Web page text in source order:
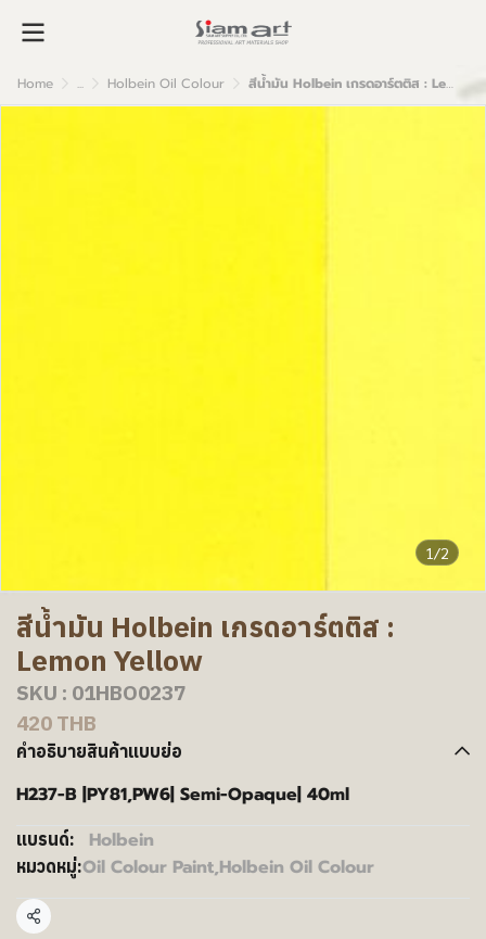
Home ... Holbein Oil Colour สีน้ำมัน Holbein เกรดอาร์ตติส : Lemon Yellow
1/2
สีน้ำมัน Holbein เกรดอาร์ตติส :
Lemon Yellow
SKU : 01HBO0237
420 THB
คำอธิบายสินค้าแบบย่อ
H237-B |PY81,PW6| Semi-Opaque| 40ml
แบรนด์: Holbein
หมวดหมู่:Oil Colour Paint,Holbein Oil Colour
แชร์